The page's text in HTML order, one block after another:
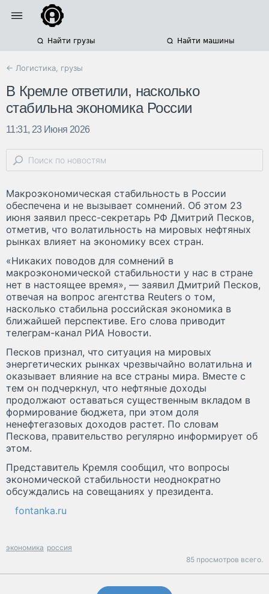
Найти грузы Найти машины
← Логистика, грузы
В Кремле ответили, насколько
стабильна экономика России
11:31, 23 Июня 2026
Макроэкономическая стабильность в России
обеспечена и не вызывает сомнений. Об этом 23
июня заявил пресс-секретарь РФ Дмитрий Песков,
отметив, что волатильность на мировых нефтяных
рынках влияет на экономику всех стран.
«Никаких поводов для сомнений в
макроэкономической стабильности у нас в стране
нет в настоящее время», — заявил Дмитрий Песков,
отвечая на вопрос агентства Reuters о том,
насколько стабильна российская экономика в
ближайшей перспективе. Его слова приводит
телеграм-канал РИА Новости.
Песков признал, что ситуация на мировых
энергетических рынках чрезвычайно волатильна и
оказывает влияние на все страны мира. Вместе с
тем он подчеркнул, что нефтяные доходы
продолжают оставаться существенным вкладом в
формирование бюджета, при этом доля
ненефтегазовых доходов растет. По словам
Пескова, правительство регулярно информирует об
этом.
Представитель Кремля сообщил, что вопросы
экономической стабильности неоднократно
обсуждались на совещаниях у президента.
fontanka.ru
экономика россия
85 просмотров всего.